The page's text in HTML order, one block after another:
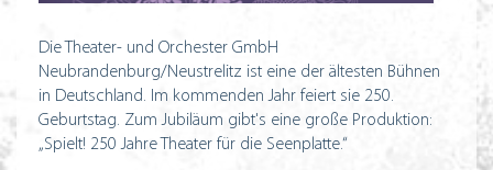
Die Theater- und Orchester GmbH
Neubrandenburg/Neustrelitz ist eine der ältesten Bühnen
in Deutschland. Im kommenden Jahr feiert sie 250.
Geburtstag. Zum Jubiläum gibt's eine große Produktion:
„Spielt! 250 Jahre Theater für die Seenplatte.“